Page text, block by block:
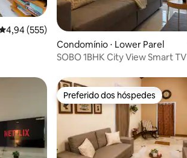
de uma avaliação média de 5, 555
4,94 (555)
Condomínio ⋅ Lower Parel
SOBO 1BHK City View Smart TV
Preferido dos hóspedes
Preferido dos hóspedes